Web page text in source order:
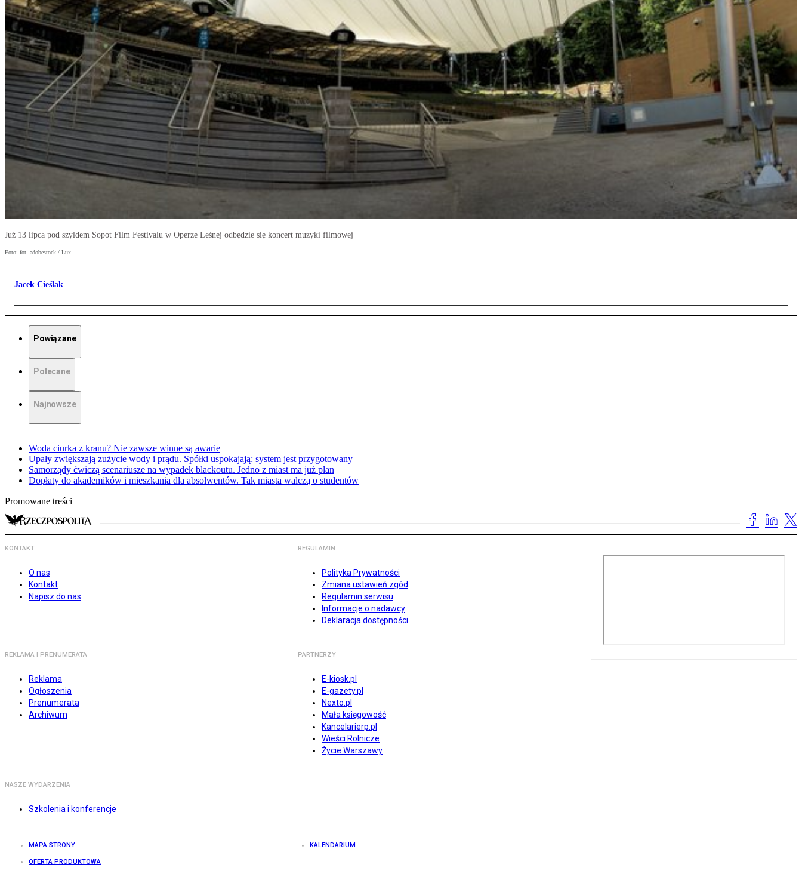
Już 13 lipca pod szyldem Sopot Film Festivalu w Operze Leśnej odbędzie się koncert muzyki filmowej
Foto: fot. adobestock / Lux
Jacek Cieślak
Powiązane
Polecane
Najnowsze
Woda ciurka z kranu? Nie zawsze winne są awarie
Upały zwiększają zużycie wody i prądu. Spółki uspokajają: system jest przygotowany
Samorządy ćwiczą scenariusze na wypadek blackoutu. Jedno z miast ma już plan
Dopłaty do akademików i mieszkania dla absolwentów. Tak miasta walczą o studentów
Promowane treści
KONTAKT
O nas
Kontakt
Napisz do nas
REGULAMIN
Polityka Prywatności
Zmiana ustawień zgód
Regulamin serwisu
Informacje o nadawcy
Deklaracja dostępności
REKLAMA I PRENUMERATA
Reklama
Ogłoszenia
Prenumerata
Archiwum
PARTNERZY
E-kiosk.pl
E-gazety.pl
Nexto.pl
Mała księgowość
Kancelarierp.pl
Wieści Rolnicze
Życie Warszawy
NASZE WYDARZENIA
Szkolenia i konferencje
MAPA STRONY KALENDARIUM
OFERTA PRODUKTOWA